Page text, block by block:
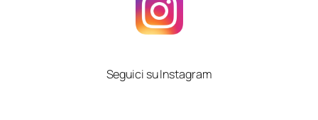
Seguici su Instagram